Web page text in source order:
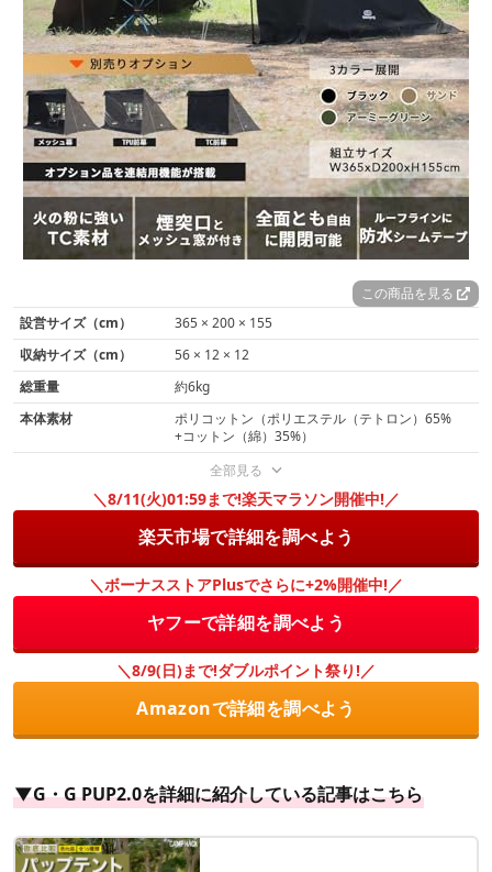
この商品を見る
設営サイズ（cm）
365 × 200 × 155
収納サイズ（cm）
56 × 12 × 12
総重量
約6kg
本体素材
ポリコットン（ポリエステル（テトロン）65%
+コットン（綿）35%）
全部見る
＼8/11(火)01:59まで!楽天マラソン開催中!／
楽天市場で詳細を調べよう
＼ボーナスストアPlusでさらに+2%開催中!／
ヤフーで詳細を調べよう
＼8/9(日)まで!ダブルポイント祭り!／
Amazonで詳細を調べよう
▼G・G PUP2.0を詳細に紹介している記事はこちら